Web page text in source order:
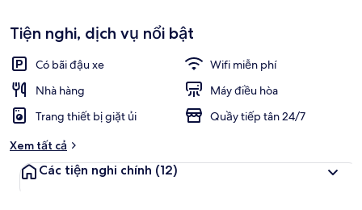
Tiện nghi, dịch vụ nổi bật
Có bãi đậu xe
Wifi miễn phí
Nhà hàng
Máy điều hòa
Trang thiết bị giặt ủi
Quầy tiếp tân 24/7
Xem tất cả
Các tiện nghi chính (12)